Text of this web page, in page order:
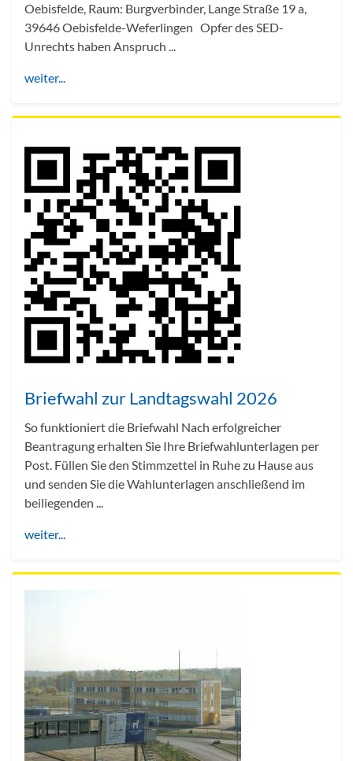
Oebisfelde, Raum: Burgverbinder, Lange Straße 19 a,
39646 Oebisfelde-Weferlingen Opfer des SED-
Unrechts haben Anspruch ...
weiter...
Briefwahl zur Landtagswahl 2026
So funktioniert die Briefwahl Nach erfolgreicher
Beantragung erhalten Sie Ihre Briefwahlunterlagen per
Post. Füllen Sie den Stimmzettel in Ruhe zu Hause aus
und senden Sie die Wahlunterlagen anschließend im
beiliegenden ...
weiter...